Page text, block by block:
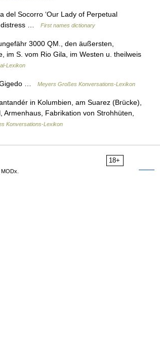
Socorro ‘Our Lady of Perpetual
distress …
First names dictionary
3000 QM., den äußersten,
im S. vom Rio Gila, im Westen u. theilweis
Lexikon
Gigedo … Meyers Großes Konversations-Lexikon
in Kolumbien, am Suarez (Brücke),
Fabrikation von Strohhüten,
Konversations-Lexikon
18+